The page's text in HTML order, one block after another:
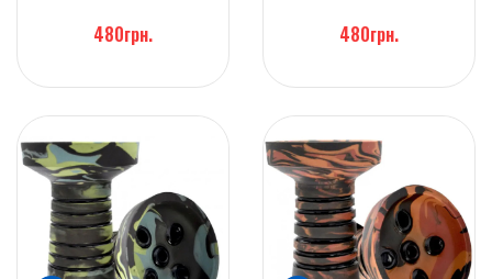
480грн. 480грн.